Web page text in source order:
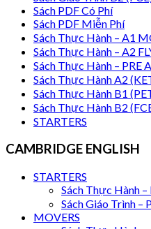
Sách PDF Có Phí
Sách PDF Miễn Phí
Sách Thực Hành – A1
Sách Thực Hành – A2
Sách Thực Hành – PRE
Sách Thực Hành A2
Sách Thực Hành B1
Sách Thực Hành B2
STARTERS
CAMBRIDGE ENGLISH
STARTERS
Sách Thực Hành –
Sách Giáo Trình –
MOVERS